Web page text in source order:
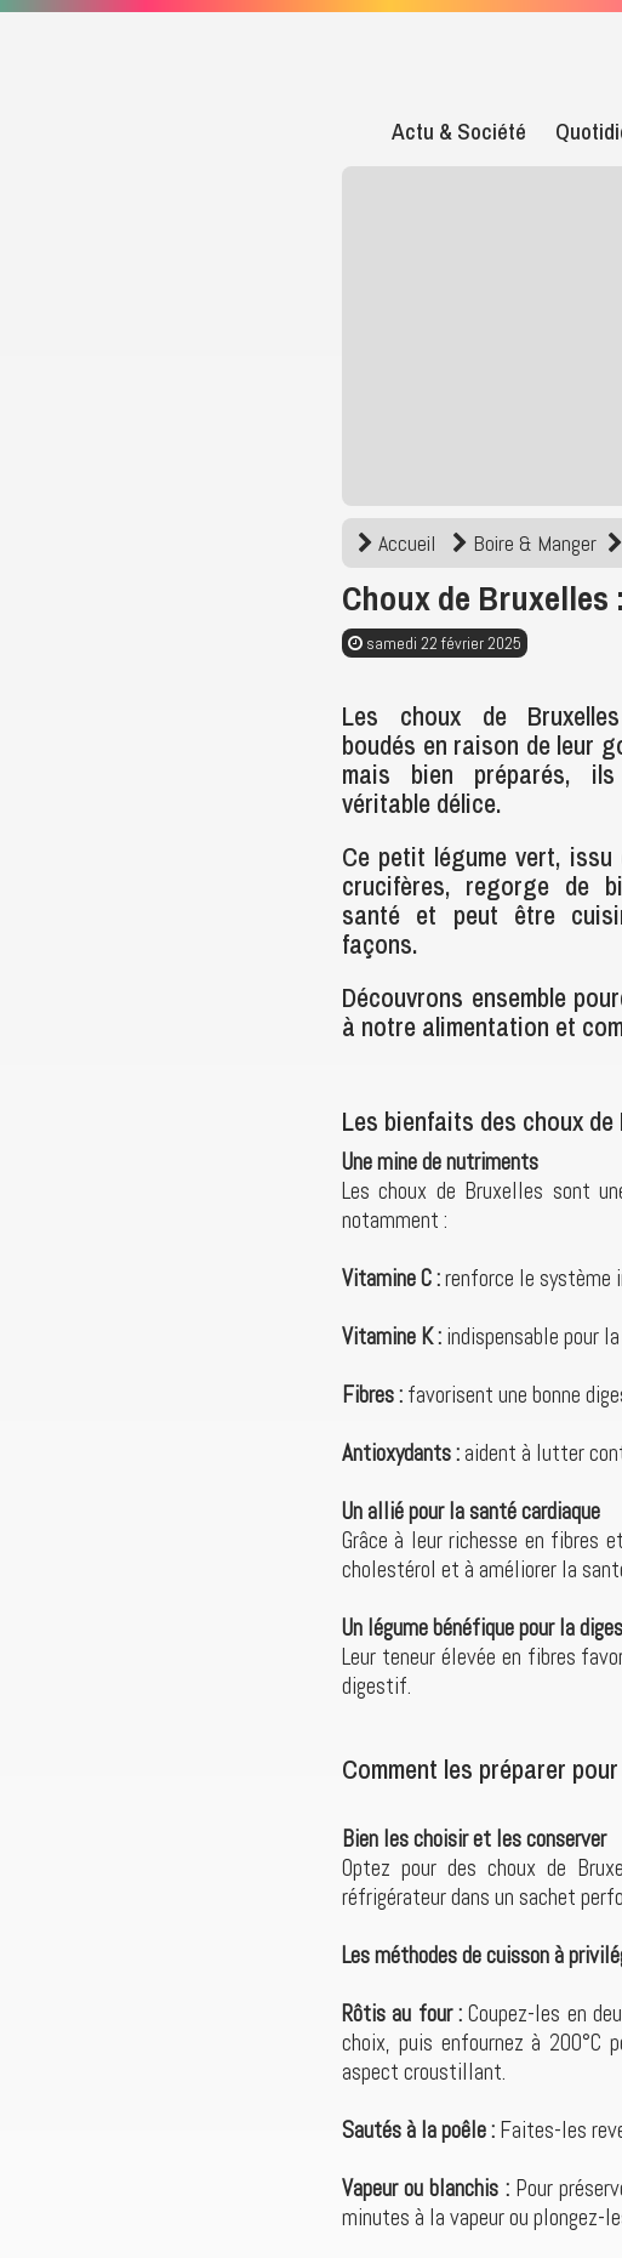
Actu & Société
Accueil Boire & Manger
Choux de
samedi 22 février 2025
Les choux de
boudés en raison de leur
mais bien préparés,
véritable délice.
Ce petit légume vert, issu
crucifères, regorge de
santé et peut être
façons.
Découvrons ensemble
à notre alimentation et
Les bienfaits des choux de
Une mine de nutriments
Les choux de Bruxelles sont
notamment :
Vitamine C :renforce le système
Vitamine K : indispensable pour
Fibres : favorisent une bonne
Antioxydants : aident à lutter
Un allié pour la santé cardiaque
Grâce à leur richesse en fibres
cholestérol et à améliorer la
Un légume bénéfique pour la
Leur teneur élevée en fibres
digestif.
Comment les préparer
Bien les choisir et les conserver
Optez pour des choux de
réfrigérateur dans un sachet
Les méthodes de cuisson à
Rôtis au four :Coupez-les en
choix, puis enfournez à 200°C
aspect croustillant.
Sautés à la poêle : Faites-les
Vapeur ou blanchis : Pour
minutes à la vapeur ou plongez-